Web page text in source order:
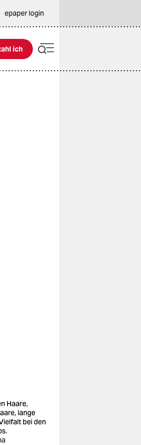
epaper login
ich
Haare,
lange
bei den